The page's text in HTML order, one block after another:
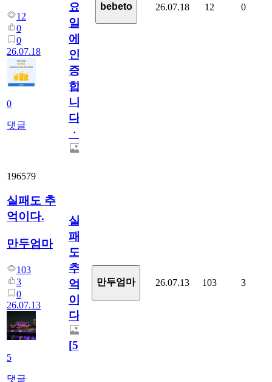
12
0
0
26.07.18
0
댓글
요
일
에
인
증
합
니
다
ㆍ
bebeto 26.07.18 12 0
196579
실패도 추
억이다.
만두엄마
103
3
0
26.07.13
5
댓글
실
패
도
추
억
이
다.
[5]
만두엄마 26.07.13 103 3